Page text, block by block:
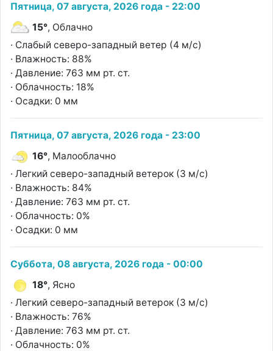
Пятница, 07 августа, 2026 года - 22:00
15°, Облачно
· Слабый северо-западный ветер (4 м/с)
· Влажность: 88%
· Давление: 763 мм рт. ст.
· Облачность: 18%
· Осадки: 0 мм
Пятница, 07 августа, 2026 года - 23:00
16°, Малооблачно
· Легкий северо-западный ветерок (3 м/с)
· Влажность: 84%
· Давление: 763 мм рт. ст.
· Облачность: 0%
· Осадки: 0 мм
Суббота, 08 августа, 2026 года - 00:00
18°, Ясно
· Легкий северо-западный ветерок (3 м/с)
· Влажность: 76%
· Давление: 763 мм рт. ст.
· Облачность: 0%